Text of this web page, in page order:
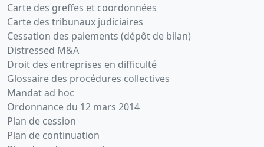
Carte des greffes et coordonnées
Carte des tribunaux judiciaires
Cessation des paiements (dépôt de bilan)
Distressed M&A
Droit des entreprises en difficulté
Glossaire des procédures collectives
Mandat ad hoc
Ordonnance du 12 mars 2014
Plan de cession
Plan de continuation